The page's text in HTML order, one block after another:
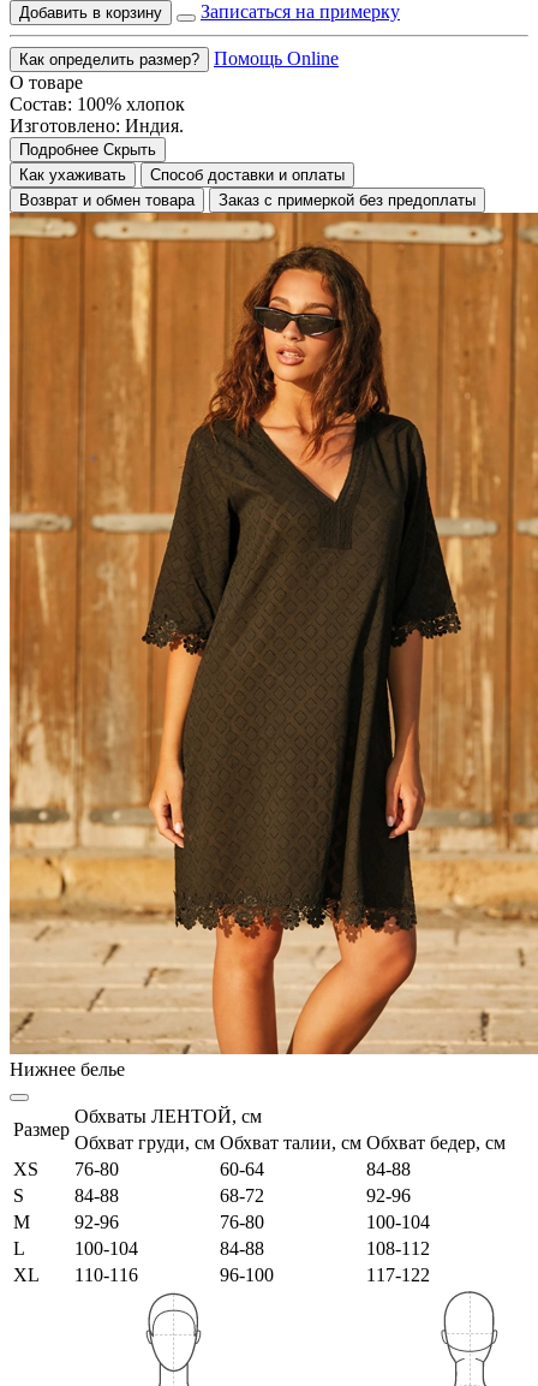
Добавить в корзину Записаться на примерку
Как определить размер?
Помощь Online
О товаре
Состав: 100% хлопок
Изготовлено: Индия.
Подробнее Скрыть
Как ухаживать
Способ доставки и оплаты
Возврат и обмен товара
Заказ с примеркой без предоплаты
Нижнее белье
Размер
Обхваты ЛЕНТОЙ, см
Обхват груди, см Обхват талии, см Обхват бедер, см
XS
76-80 60-64
84-88
S
84-88 68-72
92-96
M
92-96 76-80
100-104
L
100-104 84-88
108-112
XL
110-116 96-100 117-122